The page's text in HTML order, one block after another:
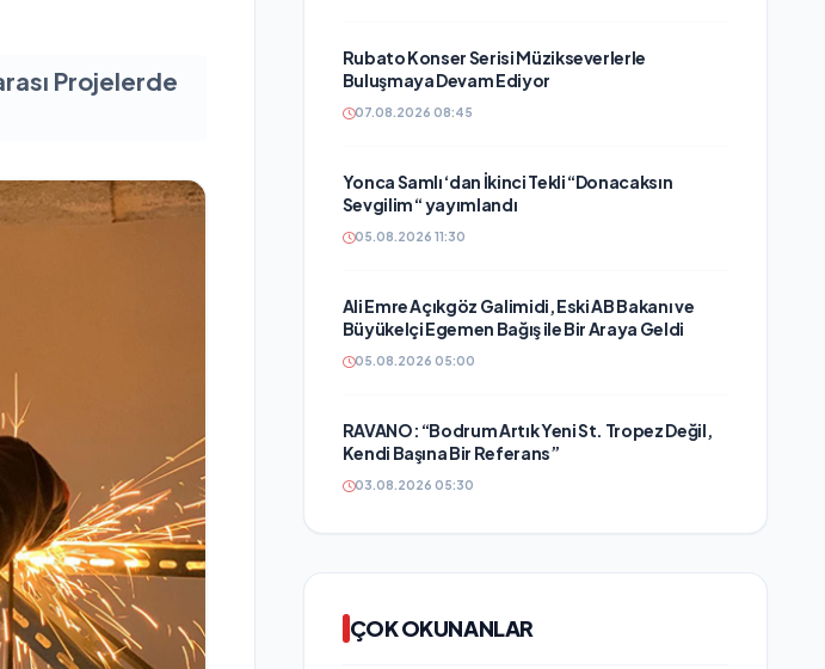
Projelerde
Rubato Konser Serisi Müzikseverlerle
Buluşmaya Devam Ediyor
07.08.2026 08:45
Yonca Samlı ‘dan İkinci Tekli “Donacaksın
Sevgilim “ yayımlandı
05.08.2026 11:30
Ali Emre Açıkgöz Galimidi, Eski AB Bakanı ve
Büyükelçi Egemen Bağış ile Bir Araya Geldi
05.08.2026 05:00
RAVANO: “Bodrum Artık Yeni St. Tropez Değil,
Kendi Başına Bir Referans”
03.08.2026 05:30
ÇOK OKUNANLAR